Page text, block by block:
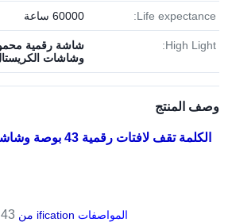
Life expectance: 60000 ساعة
High Light: شاشة رقمية
وشاشات
وصف المنتج
الكلمة تقف لافتات
المواصفات ification من